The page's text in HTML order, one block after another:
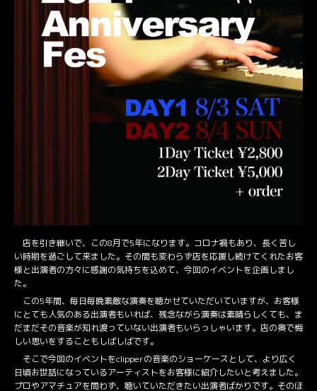
店を引き継いで、この8月で5年になります。コロナ禍もあり、長く苦し
い時期を過ごして来ました。その間も変わらず店を応援し続けてくれたお客
様と出演者の方々に感謝の気持ちを込めて、今回のイベントを企画しまし
た。
この5年間、毎日毎晩素敵な演奏を聴かせていただいていますが、お客様
にとても人気のある出演者もいれば、残念ながら演奏は素晴らしくても、ま
だまだその音楽が知れ渡っていない出演者もいらっしゃいます。店の奥で悔
しい思いをすることもしばしばです。
そこで今回のイベントをclipperの音楽のショーケースとして、より広く
日頃お世話になっているアーティストをお客様に紹介したいと考えました。
プロやアマチュアを問わず、聴いていただきたい出演者ばかりです。そのほ